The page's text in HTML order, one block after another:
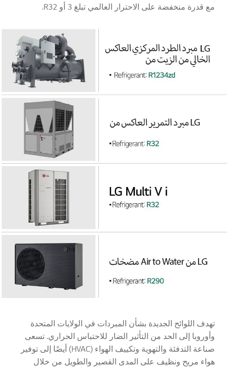
مع قدرة منخفضة على الاحترار العالمي تبلغ 3 أو R32.
تهدف اللوائح الجديدة بشأن المبردات في الولايات المتحدة
وأوروبا إلى الحد من التأثير الضار للاحتباس الحراري. تسعى
صناعة التدفئة والتهوية وتكييف الهواء (HVAC) أيضًا إلى توفير
هواء مريح ونظيف على المدى القصير والطويل من خلال